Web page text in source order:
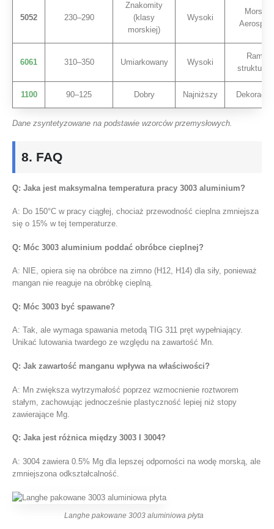
5052 230–290
Znakomity
(klasy
morskiej)
Wysoki
Morski,
6061 310–350 Umiarkowany Wysoki
Ramki
1100 90–125 Dobry Najniższy
Dane zsyntetyzowane na podstawie wzorców przemysłowych.
8. FAQ
Q: Jaka jest maksymalna temperatura pracy 3003 aluminium?
A: Do 150°C w pracy ciągłej, chociaż przewodność cieplna zmniejsza
się o 15% w tej temperaturze.
Q: Móc 3003 aluminium poddać obróbce cieplnej?
A: NIE, opiera się na obróbce na zimno (H12, H14) dla siły, ponieważ
mangan nie reaguje na obróbkę cieplną.
Q: Móc 3003 być spawane?
A: Tak, ale wymaga spawania metodą TIG 311 pręt wypełniający.
Unikać lutowania twardego ze względu na zawartość Mn.
Q: Jak zawartość manganu wpływa na właściwości?
A: Mn zwiększa wytrzymałość poprzez wzmocnienie roztworem
stałym, zachowując jednocześnie plastyczność lepiej niż stopy
zawierające Mg.
Q: Jaka jest różnica między 3003 I 3004?
A: 3004 zawiera 0.5% Mg dla lepszej odporności na wodę morską, ale
zmniejszona odkształcalność.
Langhe pakowane 3003 aluminiowa płyta